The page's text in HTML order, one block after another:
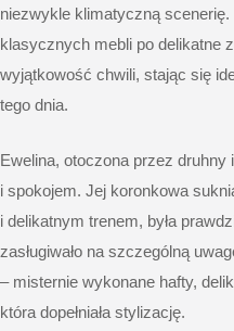
niezwykle klimatyczną
klasycznych mebli po delikatne
wyjątkowość chwili, stając się
tego dnia.
Ewelina, otoczona przez druhny
i spokojem. Jej koronkowa
i delikatnym trenem, była
zasługiwało na szczególną
– misternie wykonane hafty,
która dopełniała stylizację.